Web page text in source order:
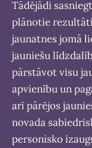
Tādējādi
plānotie
jaunatnes jomā
jauniešu
pārstāvot visu
apvienību un
arī pārējos
novada
personisko